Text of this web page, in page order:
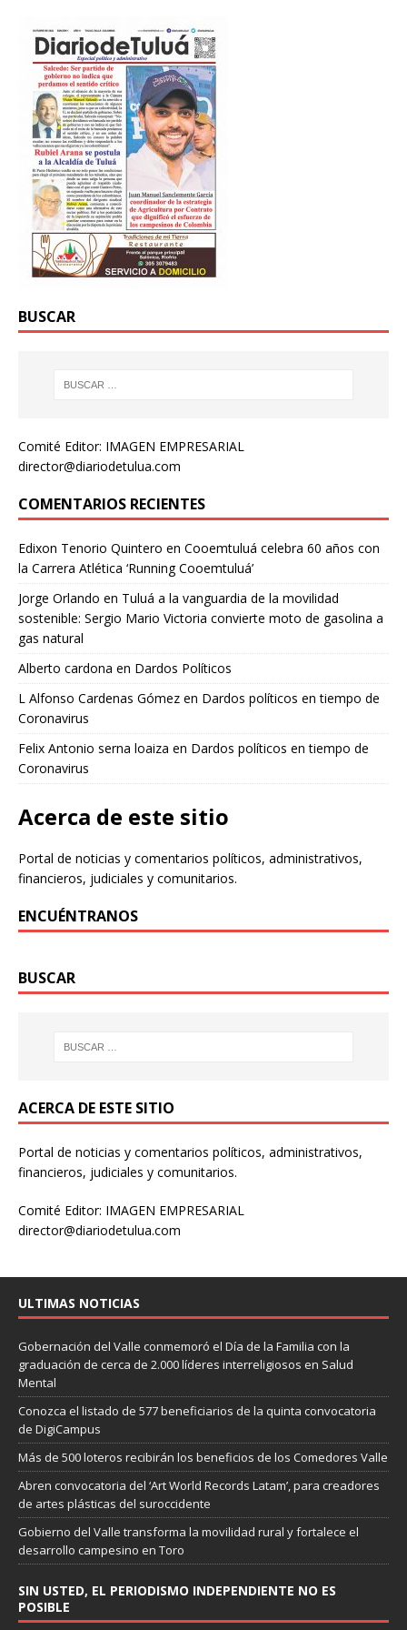
BUSCAR
Comité Editor: IMAGEN EMPRESARIAL
director@diariodetulua.com
COMENTARIOS RECIENTES
Edixon Tenorio Quintero en Cooemtuluá celebra 60 años con
la Carrera Atlética ‘Running Cooemtuluá’
Jorge Orlando en Tuluá a la vanguardia de la movilidad
sostenible: Sergio Mario Victoria convierte moto de gasolina a
gas natural
Alberto cardona en Dardos Políticos
L Alfonso Cardenas Gómez en Dardos políticos en tiempo de
Coronavirus
Felix Antonio serna loaiza en Dardos políticos en tiempo de
Coronavirus
Acerca de este sitio
Portal de noticias y comentarios políticos, administrativos,
financieros, judiciales y comunitarios.
ENCUÉNTRANOS
BUSCAR
ACERCA DE ESTE SITIO
Portal de noticias y comentarios políticos, administrativos,
financieros, judiciales y comunitarios.
Comité Editor: IMAGEN EMPRESARIAL
director@diariodetulua.com
ULTIMAS NOTICIAS
Gobernación del Valle conmemoró el Día de la Familia con la
graduación de cerca de 2.000 líderes interreligiosos en Salud
Mental
Conozca el listado de 577 beneficiarios de la quinta convocatoria
de DigiCampus
Más de 500 loteros recibirán los beneficios de los Comedores Valle
Abren convocatoria del ‘Art World Records Latam’, para creadores
de artes plásticas del suroccidente
Gobierno del Valle transforma la movilidad rural y fortalece el
desarrollo campesino en Toro
SIN USTED, EL PERIODISMO INDEPENDIENTE NO ES
POSIBLE